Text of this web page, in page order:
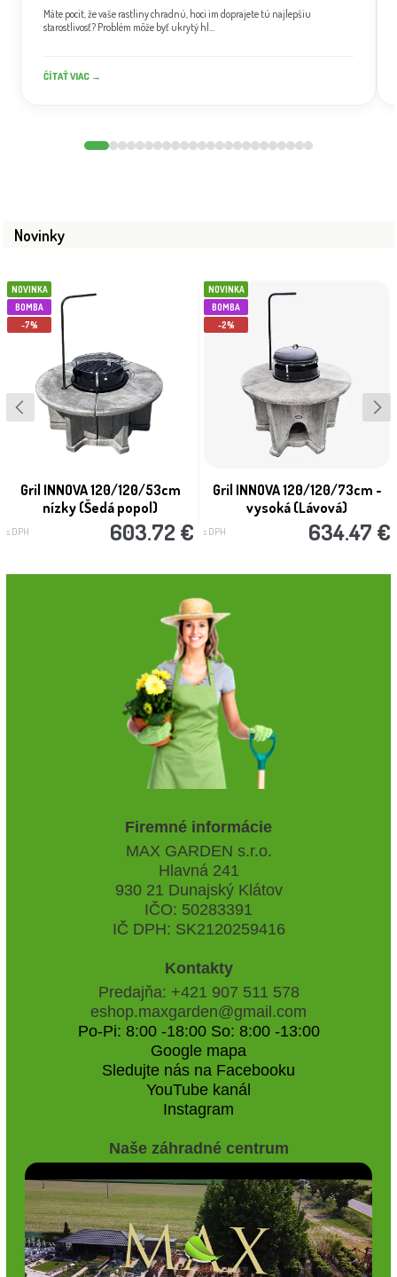
Máte pocit, že vaše rastliny chradnú, hoci im doprajete tú najlepšiu
starostlivosť? Problém môže byť ukrytý hl...
ČÍTAŤ VIAC →
Novinky
NOVINKA
BOMBA
-7%
Gril INNOVA 120/120/53cm
nízky (Šedá popol)
s DPH 603.72 €
NOVINKA
BOMBA
-2%
Gril INNOVA 120/120/73cm -
vysoká (Lávová)
s DPH 634.47 €
Firemné informácie
MAX GARDEN s.r.o.
Hlavná 241
930 21 Dunajský Klátov
IČO: 50283391
IČ DPH: SK2120259416
Kontakty
Predajňa: +421 907 511 578
eshop.maxgarden@gmail.com
Po-Pi: 8:00 -18:00 So: 8:00 -13:00
Google mapa
Sledujte nás na Facebooku
YouTube kanál
Instagram
Naše záhradné centrum